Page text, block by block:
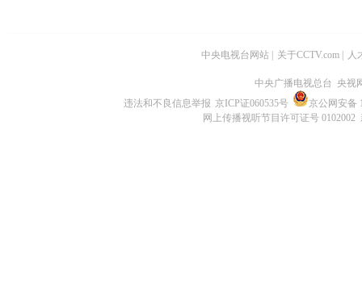
中央电视台网站 关于CCTV.com 人
中央广播电视总台 央视
违法和不良信息举报 京ICP证060535号
京公网安备
网上传播视听节目许可证号 0102002